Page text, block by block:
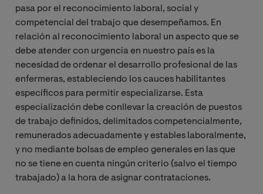
pasa por el reconocimiento laboral, social y
competencial del trabajo que desempeñamos. En
relación al reconocimiento laboral un aspecto que se
debe atender con urgencia en nuestro país es la
necesidad de ordenar el desarrollo profesional de las
enfermeras, estableciendo los cauces habilitantes
específicos para permitir especializarse. Esta
especialización debe conllevar la creación de puestos
de trabajo definidos, delimitados competencialmente,
remunerados adecuadamente y estables laboralmente,
y no mediante bolsas de empleo generales en las que
no se tiene en cuenta ningún criterio (salvo el tiempo
trabajado) a la hora de asignar contrataciones.